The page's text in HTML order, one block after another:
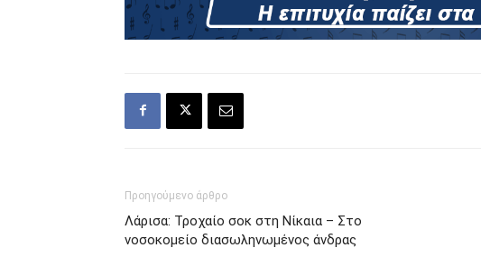
Προηγούμενο άρθρο
Λάρισα: Τροχαίο σοκ στη Νίκαια – Στο
νοσοκομείο διασωληνωμένος άνδρας